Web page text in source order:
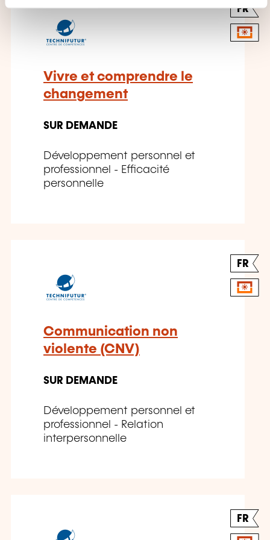
n
FR
Vivre et comprendre le
changement
SUR DEMANDE
Développement personnel et
professionnel - Efficacité
personnelle
FR
Communication non
violente (CNV)
SUR DEMANDE
Développement personnel et
professionnel - Relation
interpersonnelle
FR